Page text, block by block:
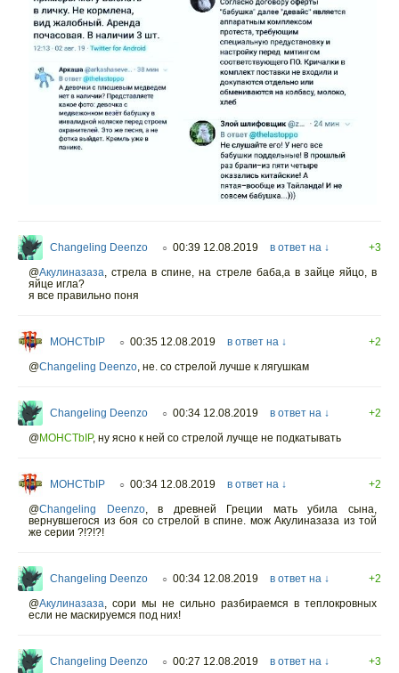
Changeling Deenzo ○ 00:39 12.08.2019 в ответ на ↓
+3
@Акулиназаза, стрела в спине, на стреле баба,а в зайце яйцо, в
яйце игла?
я все правильно поня
MOHCTbIP ○ 00:35 12.08.2019 в ответ на ↓
+2
@Changeling Deenzo, не. со стрелой лучше к лягушкам
Changeling Deenzo ○ 00:34 12.08.2019 в ответ на ↓
+2
@MOHCTbIP, ну ясно к ней со стрелой лучще не подкатывать
MOHCTbIP ○ 00:34 12.08.2019 в ответ на ↓
+2
@Changeling Deenzo,в древней Греции мать убила сына,
вернувшегося из боя со стрелой в спине. мож Акулиназаза из той
же серии ?!?!?!
Changeling Deenzo ○ 00:34 12.08.2019 в ответ на ↓
+2
@Акулиназаза, сори мы не сильно разбираемся в теплокровных
если не маскируемся под них!
Changeling Deenzo ○ 00:27 12.08.2019 в ответ на ↓
+3